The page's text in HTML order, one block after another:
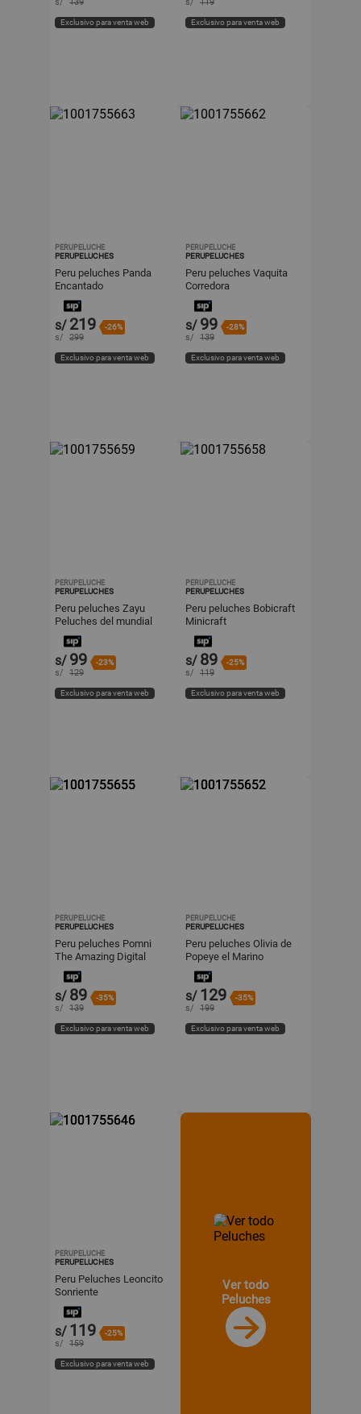
Exclusivo para venta web Exclusivo para venta web
PERUPELUCHE
PERUPELUCHES
Peru peluches Panda
Encantado
s/ 219 -26%
s/ 299
Exclusivo para venta web
PERUPELUCHE
PERUPELUCHES
Peru peluches Vaquita
Corredora
s/ 99 -28%
s/ 139
Exclusivo para venta web
PERUPELUCHE
PERUPELUCHES
Peru peluches Zayu
Peluches del mundial
2026
s/ 99 -23%
s/ 129
Exclusivo para venta web
PERUPELUCHE
PERUPELUCHES
Peru peluches Bobicraft
Minicraft
s/ 89 -25%
s/ 119
Exclusivo para venta web
PERUPELUCHE
PERUPELUCHES
Peru peluches Pomni
The Amazing Digital
Circus
s/ 89 -35%
s/ 139
Exclusivo para venta web
PERUPELUCHE
PERUPELUCHES
Peru peluches Olivia de
Popeye el Marino
s/ 129 -35%
s/ 199
Exclusivo para venta web
PERUPELUCHE
PERUPELUCHES
Peru Peluches Leoncito
Sonriente
s/ 119 -25%
s/ 159
Exclusivo para venta web
Ver todo
Peluches